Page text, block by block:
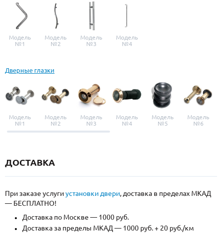
Модель
№1
Модель
№2
Модель
№3
Модель
№4
Дверные глазки
Модель
№1
Модель
№2
Модель
№3
Модель
№4
Модель
№5
Модель
№6
ДОСТАВКА
При заказе услугиустановки двери, доставка в пределах МКАД
— БЕСПЛАТНО!
Доставка по Москве — 1000 руб.
Доставка за пределы МКАД — 1000 руб. + 20 руб./км